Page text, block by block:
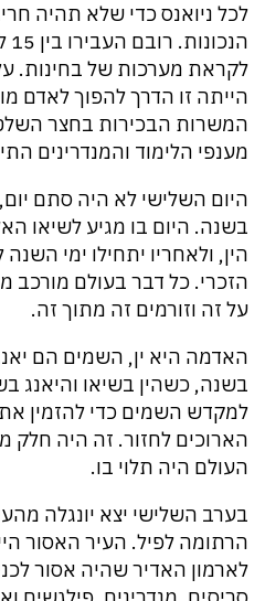
לכל ניואנס כדי שלא תהיה
לקראת מערכות של בחינות.
הייתה זו הדרך להפוך לאדם
המשרות הבכירות בחצר
מענפי הלימוד והמנדרינים
היום השלישי לא היה סתם
בשנה. היום בו מגיע לשיאו
הין, ולאחריו יתחילו ימי
הזכרי. כל דבר בעולם מורכב
על זה וזורמים זה מתוך זה.
האדמה היא ין, השמים הם
בשנה, כשהין בשיאו והיאנג
למקדש השמים כדי להזמין
הארוכים לחזור. זה היה חלק
העולם היה תלוי בו.
בערב השלישי יצא יונגלה
הרתומה לפיל. העיר האסור
לארמון האדיר שהיה אסור